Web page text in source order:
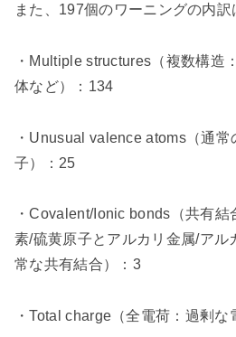
また、 197個のワーニングの内訳
・ Multiple structures （複数構造
体など）： 134
・ Unusual valence atoms （通
子）： 25
・Covalent/Ionic bonds （共有結
素/硫黄原子とアルカリ金属/アル
常な共有結合）： 3
・Total charge （全電荷：過剰な